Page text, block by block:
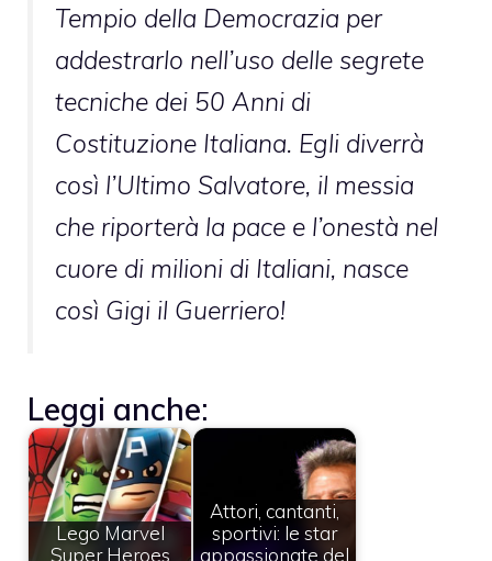
Tempio della Democrazia per
addestrarlo nell’uso delle segrete
tecniche dei 50 Anni di
Costituzione Italiana. Egli diverrà
così l’Ultimo Salvatore, il messia
che riporterà la pace e l’onestà nel
cuore di milioni di Italiani, nasce
così Gigi il Guerriero!
Leggi anche:
Lego Marvel
Super Heroes
Attori, cantanti,
sportivi: le star
appassionate del